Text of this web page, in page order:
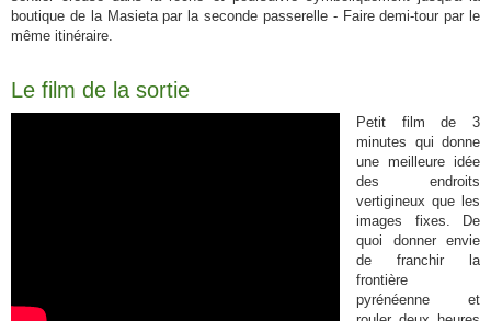
boutique de la Masieta par la seconde passerelle - Faire demi-tour par le
même itinéraire.
Le film de la sortie
Petit film de 3
minutes qui donne
une meilleure idée
des endroits
vertigineux que les
images fixes. De
quoi donner envie
de franchir la
frontière
pyrénéenne et